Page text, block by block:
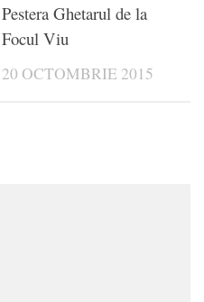
Pestera Ghetarul de la
Focul Viu
20 OCTOMBRIE 2015